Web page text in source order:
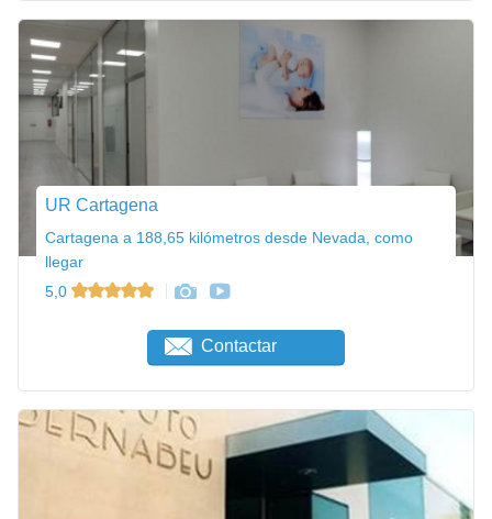
UR Cartagena
Cartagena a 188,65 kilómetros desde Nevada, como
llegar
5,0
Contactar